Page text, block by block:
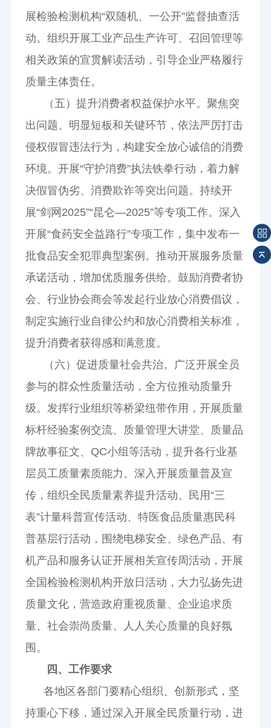
展检验检测机构“双随机、一公开”监督抽查活
动。组织开展工业产品生产许可、召回管理等
相关政策的宣贯解读活动，引导企业严格履行
质量主体责任。
（五）提升消费者权益保护水平。聚焦突
出问题、明显短板和关键环节，依法严厉打击
侵权假冒违法行为，构建安全放心诚信的消费
环境。开展“守护消费”执法铁拳行动，着力解
决假冒伪劣、消费欺诈等突出问题。持续开
展“剑网2025”“昆仑—2025”等专项工作。深入
开展“食药安全益路行”专项工作，集中发布一
批食品安全犯罪典型案例。推动开展服务质量
承诺活动，增加优质服务供给。鼓励消费者协
会、行业协会商会等发起行业放心消费倡议，
制定实施行业自律公约和放心消费相关标准，
提升消费者获得感和满意度。
（六）促进质量社会共治。广泛开展全员
参与的群众性质量活动，全方位推动质量升
级。发挥行业组织等桥梁纽带作用，开展质量
标杆经验案例交流、质量管理大讲堂、质量品
牌故事征文、QC小组等活动，提升各行业基
层员工质量素质能力。深入开展质量普及宣
传，组织全民质量素养提升活动、民用“三
表”计量科普宣传活动、特医食品质量惠民科
普基层行活动，围绕电梯安全、绿色产品、有
机产品和服务认证开展相关宣传周活动，开展
全国检验检测机构开放日活动，大力弘扬先进
质量文化，营造政府重视质量、企业追求质
量、社会崇尚质量、人人关心质量的良好氛
围。
四、工作要求
各地区各部门要精心组织、创新形式，坚
持重心下移，通过深入开展全民质量行动，进